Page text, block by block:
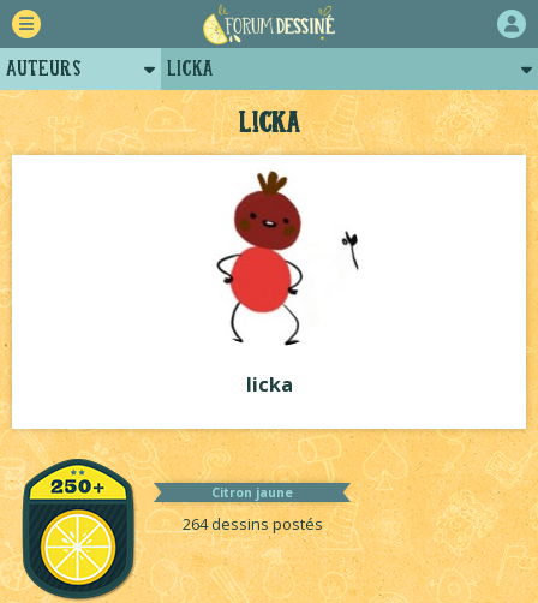
licka
licka
Citron jaune
264 dessins postés
Auteurs
Retour
Forum
Projets
Tutoriels
licka
Posts de licka
Arènes de licka